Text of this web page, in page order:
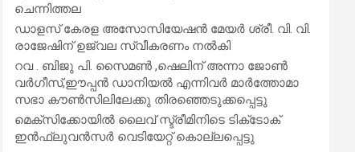
ചെന്നിത്തല
ഡാളസ് കേരള അസോസിയേഷൻ മേയർ ശ്രീ. വി. വി.
രാജേഷിന് ഉജ്വല സ്വീകരണം നൽകി
റവ . ബിജു പി. സൈമൺ ,ഷെലിന് അന്നാ ജോൺ
വർഗീസ്,ഈപ്പൻ ഡാനിയൽ എന്നിവർ മാർത്തോമാ
സഭാ കൗൺസിലിലേക്കു തിരഞ്ഞെടുക്കപ്പെട്ടു
മെക്സിക്കോയിൽ ലൈവ് സ്ട്രീമിനിടെ ടിക്‌ടോക്
ഇൻഫ്ലുവൻസർ വെടിയേറ്റ് കൊല്ലപ്പെട്ടു